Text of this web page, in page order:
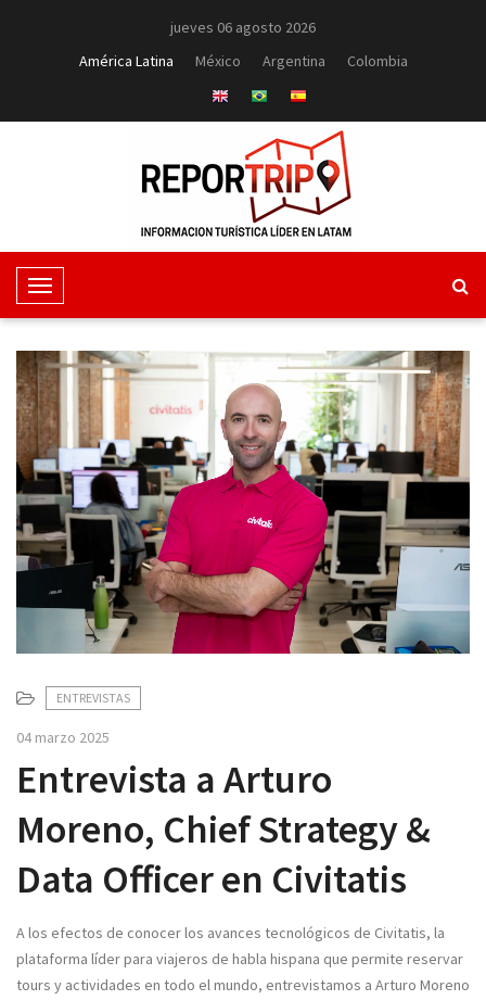
jueves 06 agosto 2026
América Latina
México Argentina Colombia
T
o
g
l
e
N
a
v
g
o
ENTREVISTAS
04 marzo 2025
Entrevista a Arturo
Moreno, Chief Strategy &
Data Officer en Civitatis
A los efectos de conocer los avances tecnológicos de Civitatis, la
plataforma líder para viajeros de habla hispana que permite reservar
tours y actividades en todo el mundo, entrevistamos a Arturo Moreno